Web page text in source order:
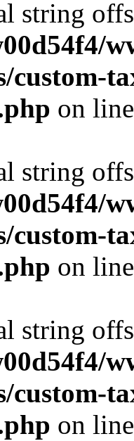
string
custom-
on
string
custom-
on
string
custom-
on